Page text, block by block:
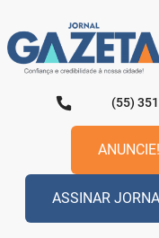
para
o
conteúdo
(55)
ANUNCIE!
ASSINAR